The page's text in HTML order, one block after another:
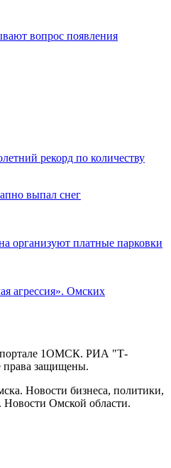
вопрос появления
рекорд по количеству
выпал снег
организуют платные парковки
агрессия». Омских
портале 1ОМСК. РИА "Т-
защищены.
Новости бизнеса, политики,
Новости Омской области.